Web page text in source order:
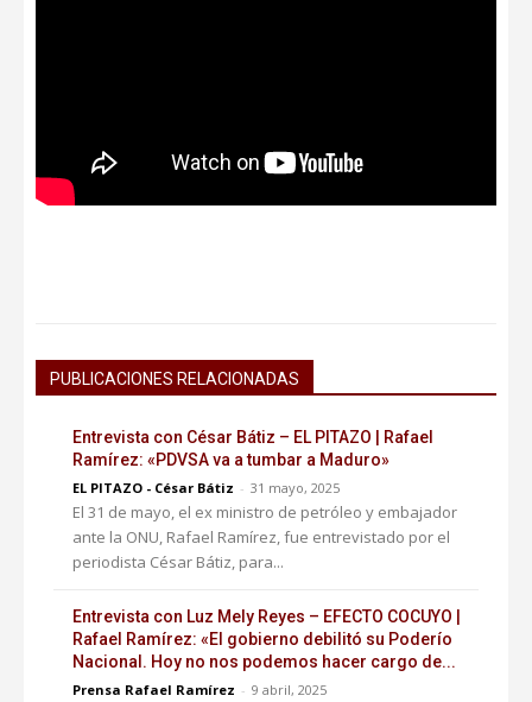
PUBLICACIONES RELACIONADAS
Entrevista con César Bátiz – EL PITAZO | Rafael
Ramírez: «PDVSA va a tumbar a Maduro»
EL PITAZO - César Bátiz - 31 mayo, 2025
El 31 de mayo, el ex ministro de petróleo y embajador
ante la ONU, Rafael Ramírez, fue entrevistado por el
periodista César Bátiz, para...
Entrevista con Luz Mely Reyes – EFECTO COCUYO |
Rafael Ramírez: «El gobierno debilitó su Poderío
Nacional. Hoy no nos podemos hacer cargo de...
Prensa Rafael Ramírez - 9 abril, 2025